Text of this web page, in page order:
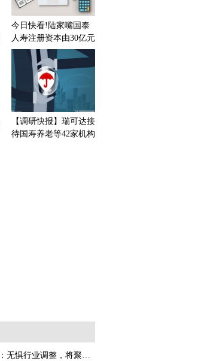
今日快看!陆家嘴国泰
人寿注册资本由30亿元
增至50亿元
【调研快报】瑞可达接
待国寿养老等42家机构
直击拓日新能股东会：无惧行业调整，将聚焦光储一体化